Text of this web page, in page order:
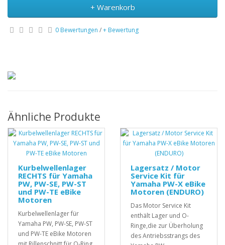
+ Warenkorb
0 Bewertungen /+ Bewertung
Ähnliche Produkte
Kurbelwellenlager
RECHTS für Yamaha
PW, PW-SE, PW-ST
und PW-TE eBike
Motoren
Kurbelwellenlager für
Yamaha PW, PW-SE, PW-ST
und PW-TE eBike Motoren
Lagersatz / Motor
Service Kit für
Yamaha PW-X eBike
Motoren (ENDURO)
Das Motor Service Kit
enthält Lager und O-
Ringe,die zur Überholung
des Antriebsstrangs des